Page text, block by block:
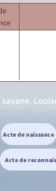
Acte de naissance
Acte de